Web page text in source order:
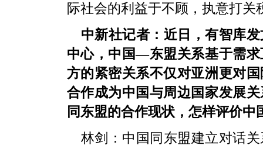
际社会的利益于不顾，执意打
中新社记者：近日，有智库
中心，中国—东盟关系基于需
方的紧密关系不仅对亚洲更对
合作成为中国与周边国家发展
同东盟的合作现状，怎样评价中
林剑：中国同东盟建立对话